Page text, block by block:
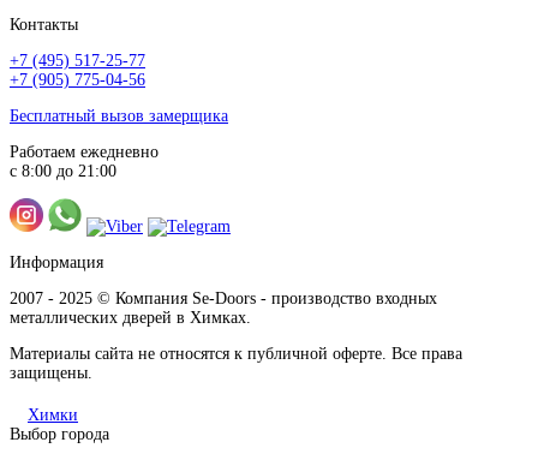
Контакты
+7 (495) 517-25-77
+7 (905) 775-04-56
Бесплатный вызов замерщика
Работаем ежедневно
с 8:00 до 21:00
Информация
2007 - 2025 © Компания Se-Doors - производство входных
металлических дверей в Химках.
Материалы сайта не относятся к публичной оферте. Все права
защищены.
Химки
Выбор города